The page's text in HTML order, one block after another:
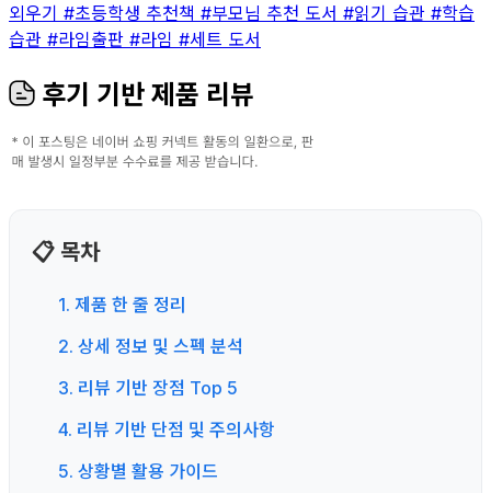
외우기 #초등학생 추천책 #부모님 추천 도서 #읽기 습관 #학습
습관 #라임출판 #라임 #세트 도서
후기 기반 제품 리뷰
📋 목차
1. 제품 한 줄 정리
2. 상세 정보 및 스펙 분석
3. 리뷰 기반 장점 Top 5
4. 리뷰 기반 단점 및 주의사항
5. 상황별 활용 가이드